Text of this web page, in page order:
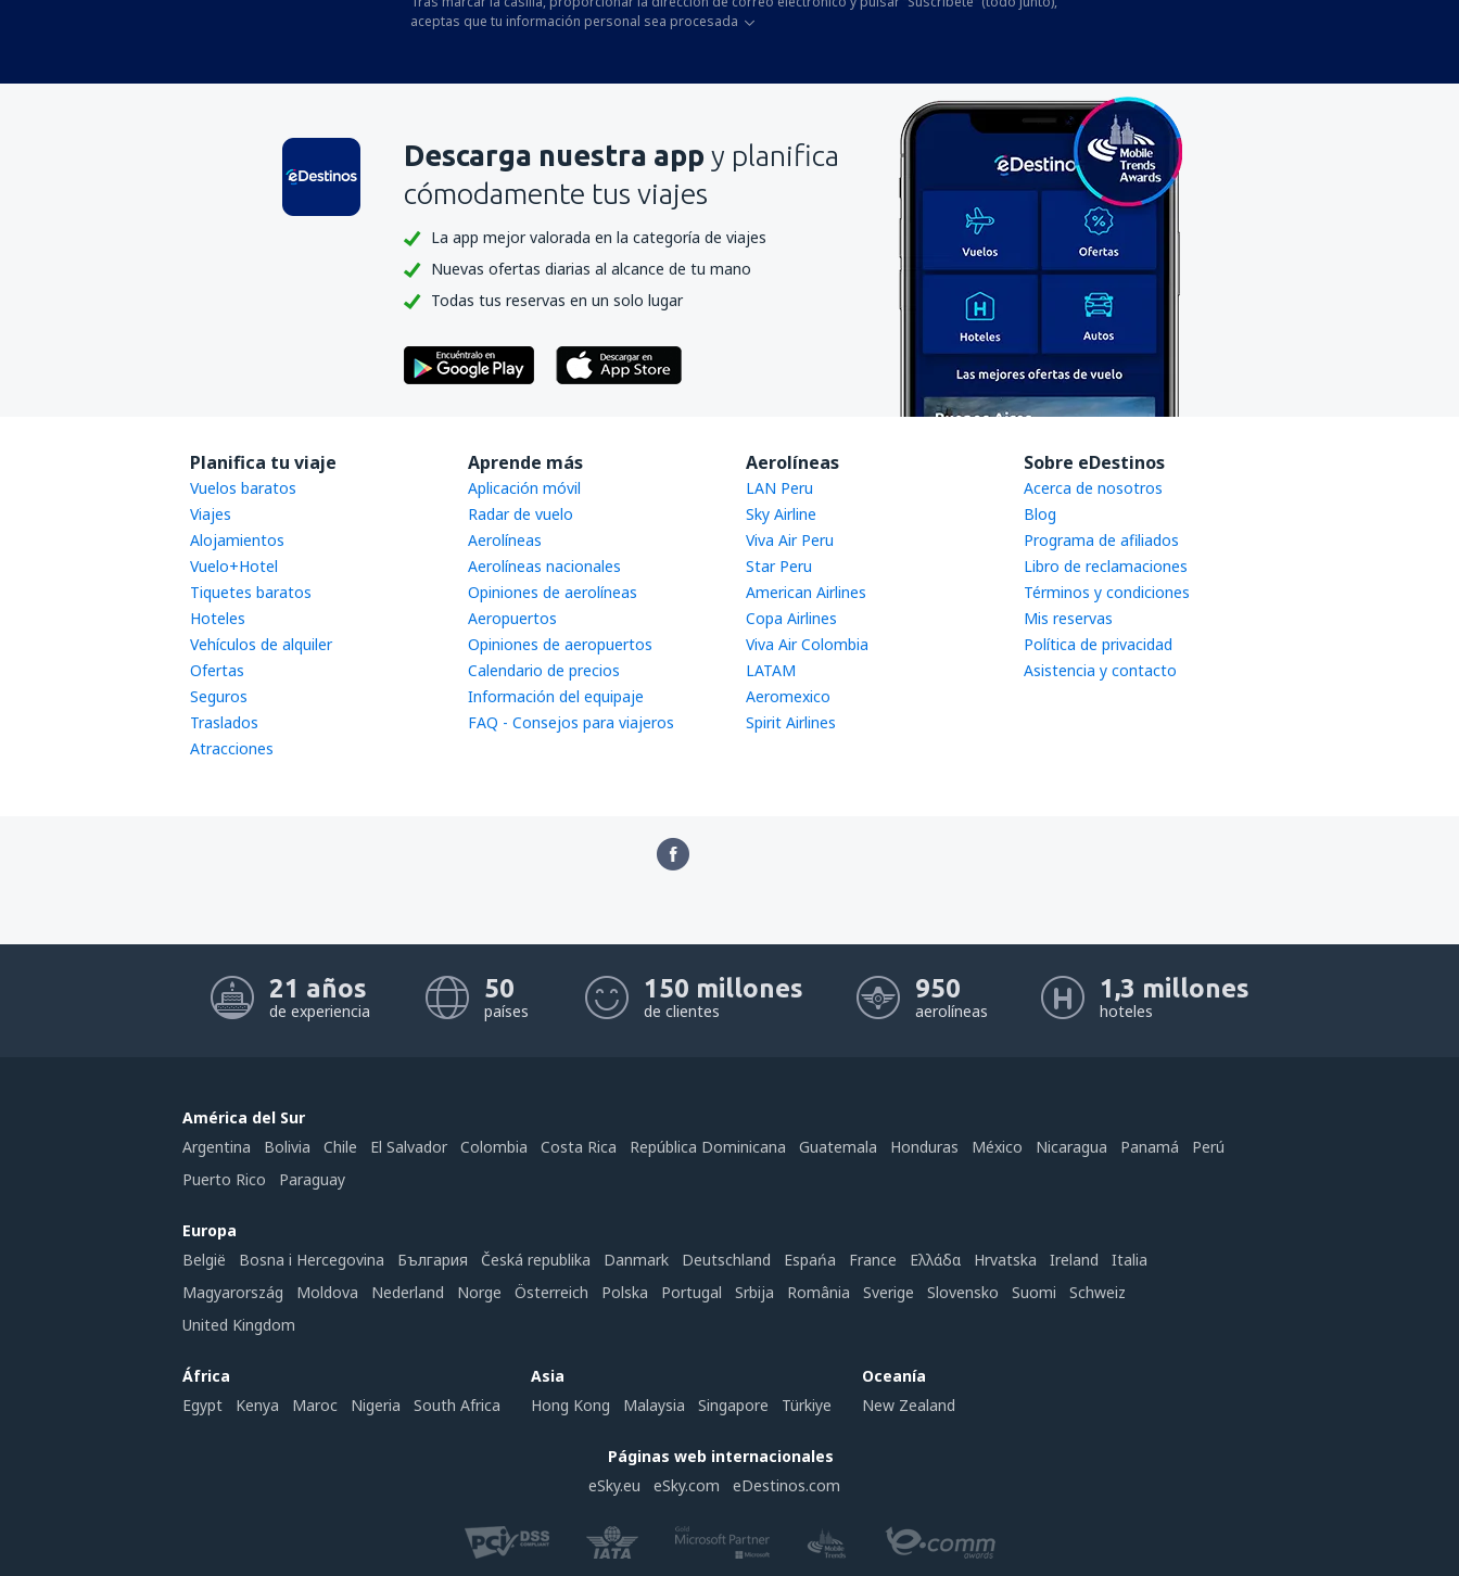
aceptas que tu información personal sea procesada
Descarga nuestra app y planifica
cómodamente tus viajes
La app mejor valorada en la categoría de viajes
Nuevas ofertas diarias al alcance de tu mano
Todas tus reservas en un solo lugar
Planifica tu viaje
Vuelos baratos
Viajes
Alojamientos
Vuelo+Hotel
Tiquetes baratos
Hoteles
Vehículos de alquiler
Ofertas
Seguros
Traslados
Atracciones
Aprende más
Aplicación móvil
Radar de vuelo
Aerolíneas
Aerolíneas nacionales
Opiniones de aerolíneas
Aeropuertos
Opiniones de aeropuertos
Calendario de precios
Información del equipaje
FAQ - Consejos para viajeros
Aerolíneas
LAN Peru
Sky Airline
Viva Air Peru
Star Peru
American Airlines
Copa Airlines
Viva Air Colombia
LATAM
Aeromexico
Spirit Airlines
Sobre eDestinos
Acerca de nosotros
Blog
Programa de afiliados
Libro de reclamaciones
Términos y condiciones
Mis reservas
Política de privacidad
Asistencia y contacto
21 años
de experiencia
50
países
150 millones
de clientes
950
aerolíneas
1,3 millones
hoteles
América del Sur
Argentina
Bolivia Chile El Salvador Colombia Costa Rica República Dominicana Guatemala Honduras México Nicaragua Panamá
Perú
Puerto Rico
Paraguay
Europa
België
Bosna i Hercegovina България Česká republika Danmark Deutschland Espańa France Ελλάδα Hrvatska Ireland
Italia
Magyarország
Moldova Nederland Norge Österreich Polska Portugal Srbija România Sverige Slovensko Suomi
Schweiz
United Kingdom
África
Egypt
Kenya Maroc Nigeria South Africa
Asia
Hong Kong
Malaysia Singapore Türkiye
Oceanía
New Zealand
Páginas web internacionales
eSky.eu
eSky.com eDestinos.com